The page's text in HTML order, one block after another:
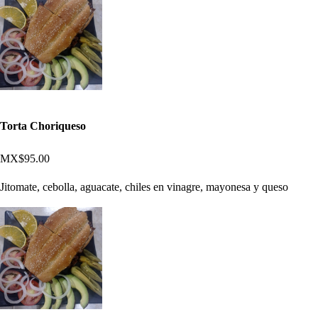
Torta Choriqueso
MX$95.00
Jitomate, cebolla, aguacate, chiles en vinagre, mayonesa y queso